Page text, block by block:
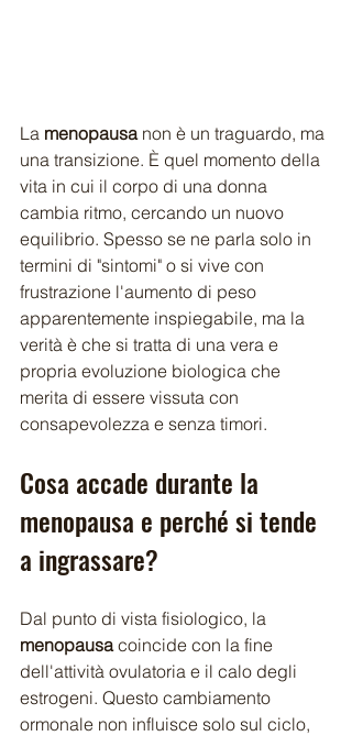
La menopausa non è un traguardo, ma
una transizione. È quel momento della
vita in cui il corpo di una donna
cambia ritmo, cercando un nuovo
equilibrio. Spesso se ne parla solo in
termini di "sintomi" o si vive con
frustrazione l'aumento di peso
apparentemente inspiegabile, ma la
verità è che si tratta di una vera e
propria evoluzione biologica che
merita di essere vissuta con
consapevolezza e senza timori.
Cosa accade durante la
menopausa e perché si tende
a ingrassare?
Dal punto di vista fisiologico, la
menopausa coincide con la fine
dell'attività ovulatoria e il calo degli
estrogeni. Questo cambiamento
ormonale non influisce solo sul ciclo,